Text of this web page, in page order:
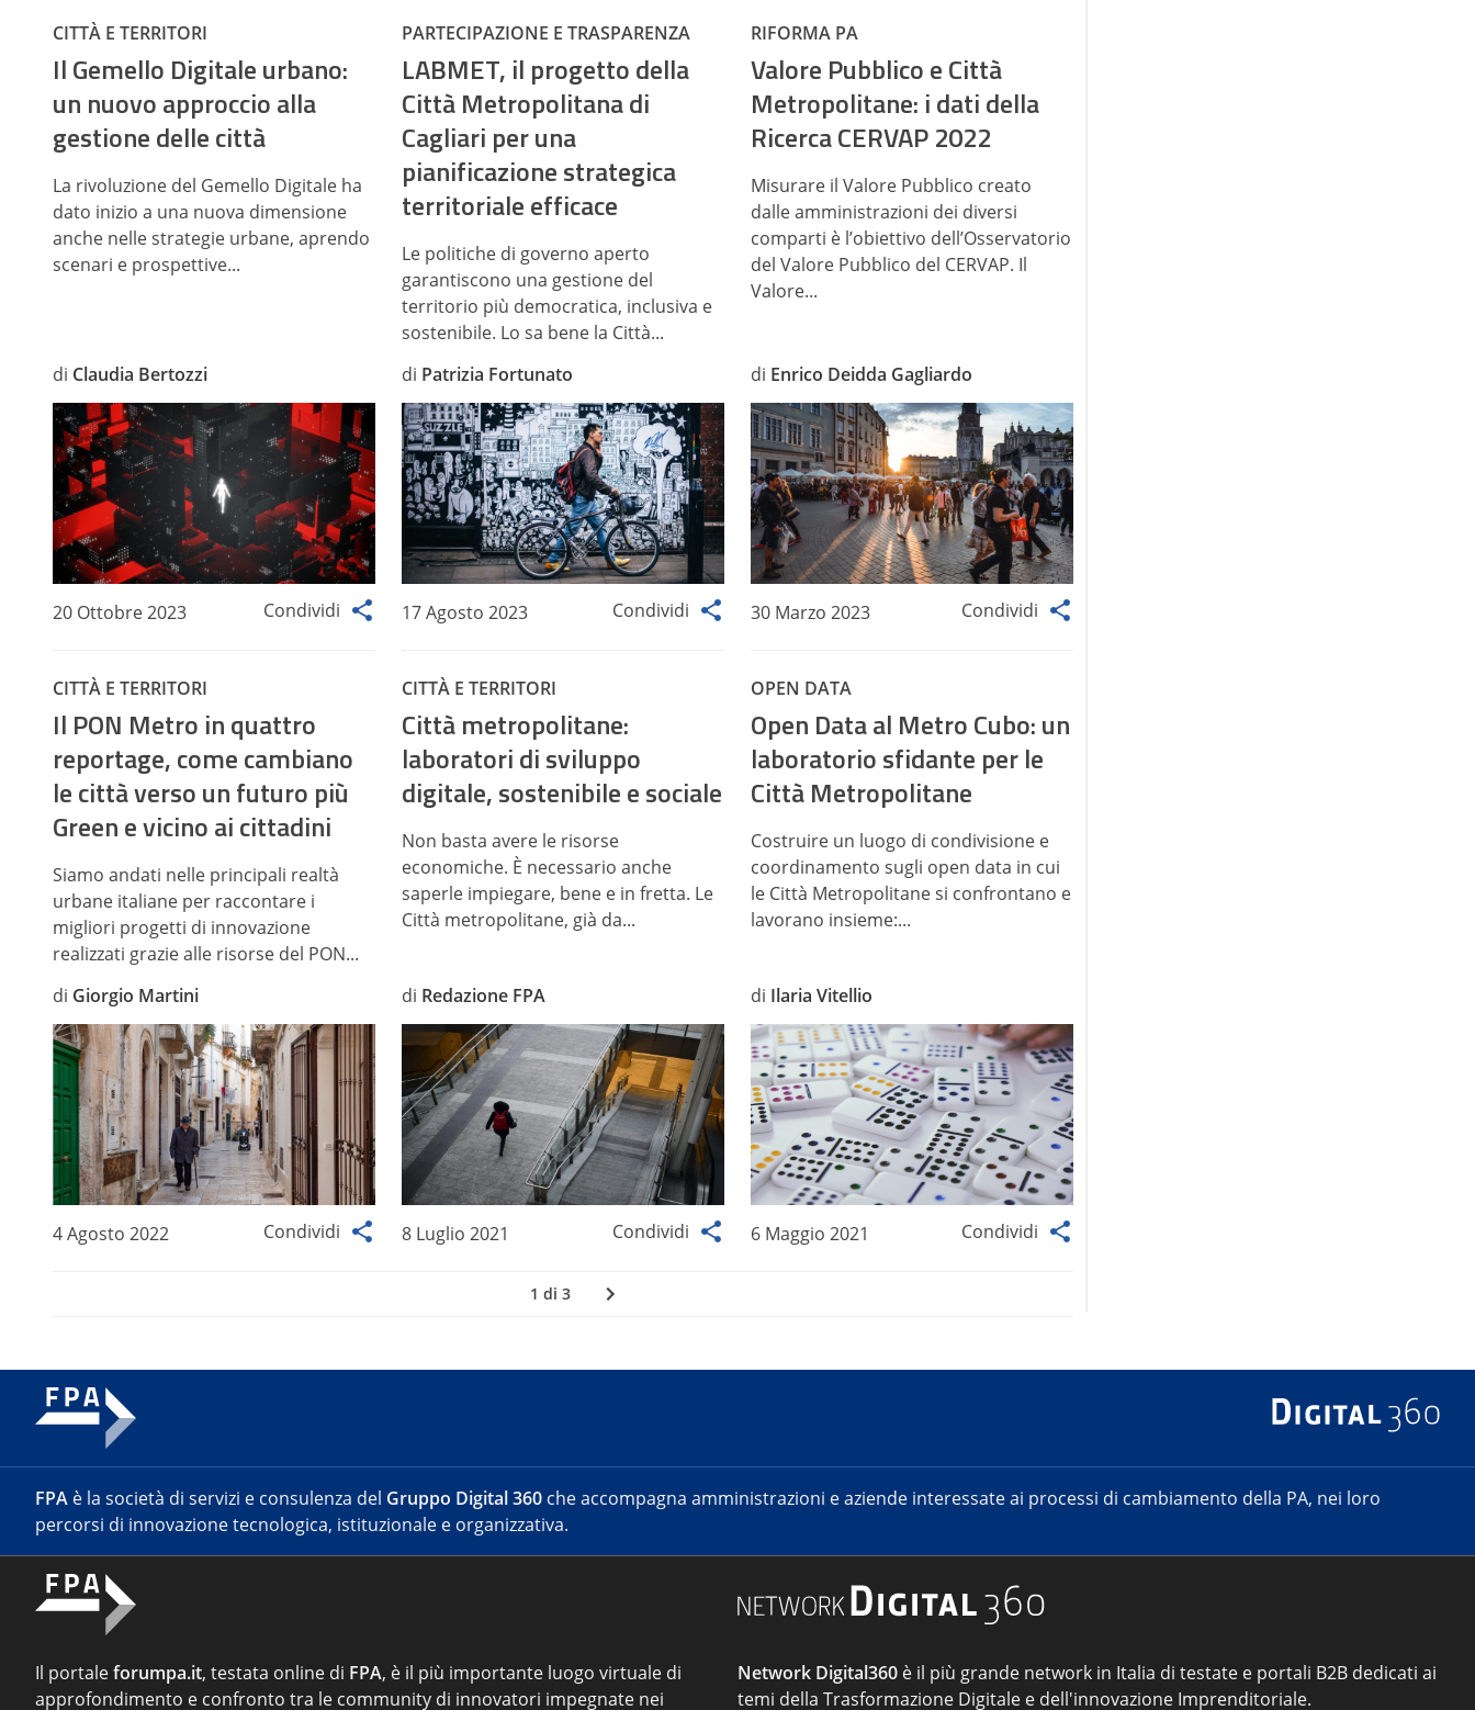
CITTÀ E TERRITORI
Il Gemello Digitale urbano:
un nuovo approccio alla
gestione delle città
La rivoluzione del Gemello Digitale ha
dato inizio a una nuova dimensione
anche nelle strategie urbane, aprendo
scenari e prospettive...
di Claudia Bertozzi
20 Ottobre 2023 Condividi
PARTECIPAZIONE E TRASPARENZA
LABMET, il progetto della
Città Metropolitana di
Cagliari per una
pianificazione strategica
territoriale efficace
Le politiche di governo aperto
garantiscono una gestione del
territorio più democratica, inclusiva e
sostenibile. Lo sa bene la Città...
di Patrizia Fortunato
17 Agosto 2023 Condividi
RIFORMA PA
Valore Pubblico e Città
Metropolitane: i dati della
Ricerca CERVAP 2022
Misurare il Valore Pubblico creato
dalle amministrazioni dei diversi
comparti è l’obiettivo dell’Osservatorio
del Valore Pubblico del CERVAP. Il
Valore...
di Enrico Deidda Gagliardo
30 Marzo 2023 Condividi
CITTÀ E TERRITORI
Il PON Metro in quattro
reportage, come cambiano
le città verso un futuro più
Green e vicino ai cittadini
Siamo andati nelle principali realtà
urbane italiane per raccontare i
migliori progetti di innovazione
realizzati grazie alle risorse del PON...
di Giorgio Martini
4 Agosto 2022 Condividi
CITTÀ E TERRITORI
Città metropolitane:
laboratori di sviluppo
digitale, sostenibile e sociale
Non basta avere le risorse
economiche. È necessario anche
saperle impiegare, bene e in fretta. Le
Città metropolitane, già da...
di Redazione FPA
8 Luglio 2021 Condividi
OPEN DATA
Open Data al Metro Cubo: un
laboratorio sfidante per le
Città Metropolitane
Costruire un luogo di condivisione e
coordinamento sugli open data in cui
le Città Metropolitane si confrontano e
lavorano insieme:...
di Ilaria Vitellio
6 Maggio 2021 Condividi
1 di 3
FPA è la società di servizi e consulenza del Gruppo Digital 360 che accompagna amministrazioni e aziende interessate ai processi di cambiamento della PA, nei loro
percorsi di innovazione tecnologica, istituzionale e organizzativa.
Il portaleforumpa.it, testata online di FPA, è il più importante luogo virtuale di
approfondimento e confronto tra le community di innovatori impegnate nei
Network Digital360 è il più grande network in Italia di testate e portali B2B dedicati ai
temi della Trasformazione Digitale e dell'innovazione Imprenditoriale.